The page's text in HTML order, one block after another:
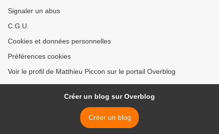
Signaler un abus
C.G.U.
Cookies et données personnelles
Préférences cookies
Voir le profil de Matthieu Piccon sur le portail Overblog
Créer un blog sur Overblog
Créer un blog